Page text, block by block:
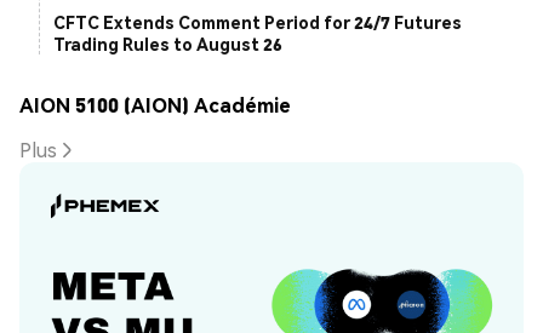
CFTC Extends Comment Period for 24/7 Futures
Trading Rules to August 26
AION 5100 (AION) Académie
Plus